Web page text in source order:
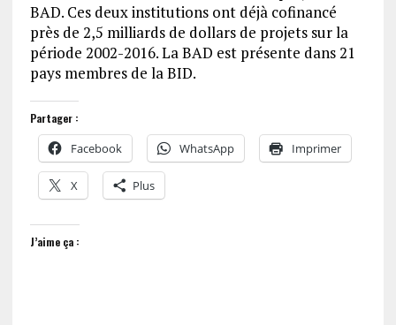
BAD. Ces deux institutions ont déjà cofinancé
près de 2,5 milliards de dollars de projets sur la
période 2002-2016. La BAD est présente dans 21
pays membres de la BID.
Partager :
Facebook WhatsApp Imprimer
X Plus
J’aime ça :